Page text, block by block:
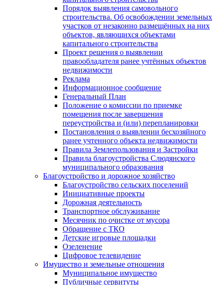
Порядок выявления самовольного
строительства. Об освобождении земельных
участков от незаконно размещённых на них
объектов, являющихся объектами
капитального строительства
Проект решения о выявлении
правообладателя ранее учтённых объектов
недвижимости
Реклама
Информационное сообщение
Генеральный План
Положение о комиссии по приемке
помещения после завершения
переустройства и (или) перепланировки
Постановления о выявлении бесхозяйного
ранее учтенного объекта недвижимости
Правила Землепользования и Застройки
Правила благоустройства Слюдянского
муниципального образования
Благоустройство и дорожное хозяйство
Благоустройство сельских поселений
Инициативные проекты
Дорожная деятельность
Транспортное обслуживание
Месячник по очистке от мусора
Обращение с ТКО
Детские игровые площадки
Озеленение
Цифровое телевидение
Имущество и земельные отношения
Муниципальное имущество
Публичные сервитуты